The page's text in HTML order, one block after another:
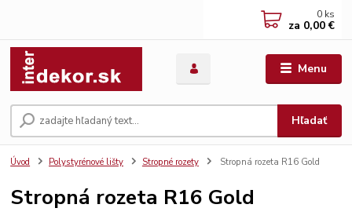
Menu
Hľadať
0 ks
za 0,00 €
Úvod Polystyrénové lišty Stropné rozety Stropná rozeta R16 Gold
Stropná rozeta R16 Gold